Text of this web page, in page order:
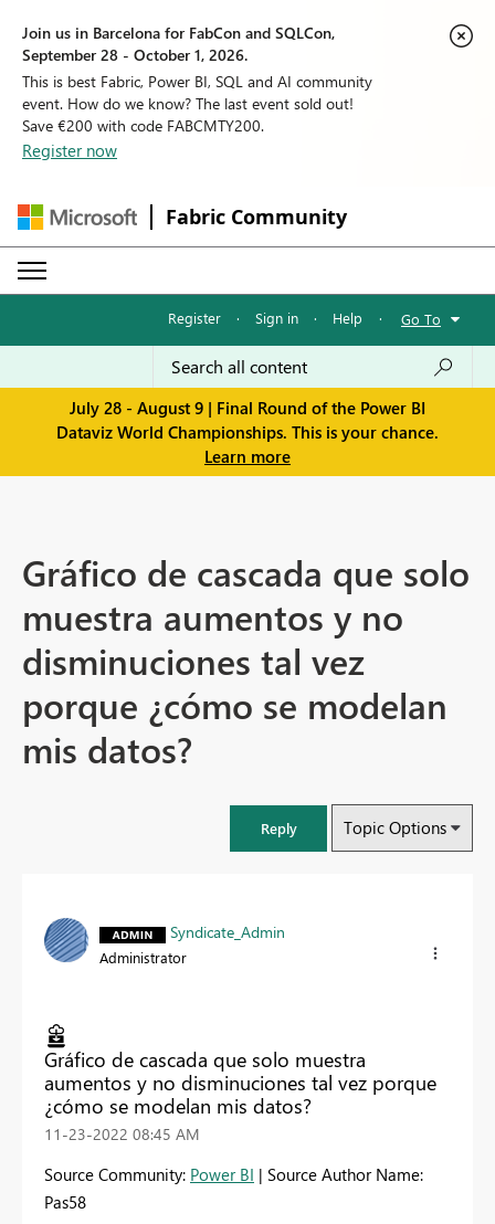
Join us in Barcelona for FabCon and SQLCon,
September 28 - October 1, 2026.
This is best Fabric, Power BI, SQL and AI community
event. How do we know? The last event sold out!
Save €200 with code FABCMTY200.
Register now
Fabric Community
Register · Sign in · Help · Go To
July 28 - August 9 | Final Round of the Power BI
Dataviz World Championships. This is your chance.
Learn more
Gráfico de cascada que solo
muestra aumentos y no
disminuciones tal vez
porque ¿cómo se modelan
mis datos?
Reply Topic Options
Syndicate_Admin
Administrator
Gráfico de cascada que solo muestra
aumentos y no disminuciones tal vez porque
¿cómo se modelan mis datos?
‎11-23-2022 08:45 AM
Source Community: Power BI | Source Author Name:
Pas58